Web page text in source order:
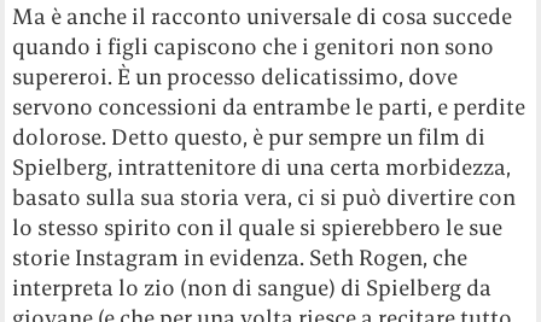
Ma è anche il racconto universale di cosa succede
quando i figli capiscono che i genitori non sono
supereroi. È un processo delicatissimo, dove
servono concessioni da entrambe le parti, e perdite
dolorose. Detto questo, è pur sempre un film di
Spielberg, intrattenitore di una certa morbidezza,
basato sulla sua storia vera, ci si può divertire con
lo stesso spirito con il quale si spierebbero le sue
storie Instagram in evidenza. Seth Rogen, che
interpreta lo zio (non di sangue) di Spielberg da